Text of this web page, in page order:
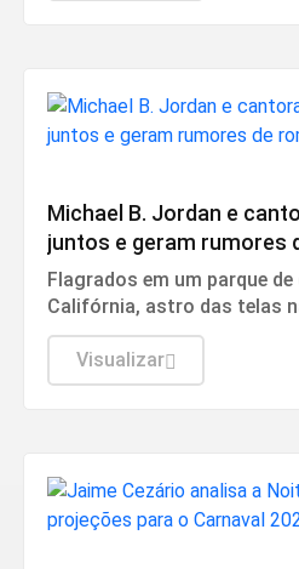
Michael B. Jordan e
juntos e geram rumores
Flagrados em um parque
Califórnia, astro das telas
namoro publicamente desde
relacionamento em 2022.
Visualizar